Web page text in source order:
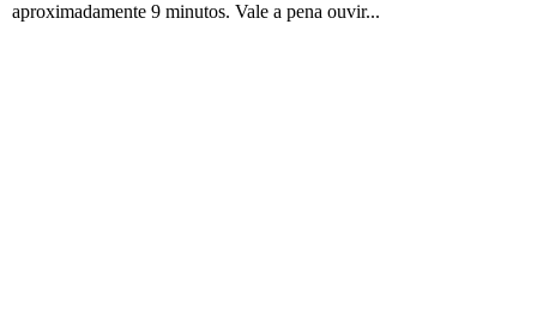
aproximadamente 9 minutos. Vale a pena ouvir...